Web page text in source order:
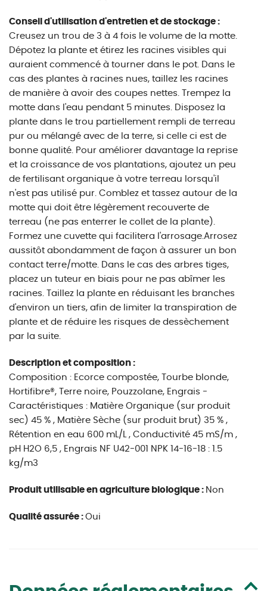
Conseil d'utilisation d'entretien et de stockage :
Creusez un trou de 3 à 4 fois le volume de la motte.
Dépotez la plante et étirez les racines visibles qui
auraient commencé à tourner dans le pot. Dans le
cas des plantes à racines nues, taillez les racines
de manière à avoir des coupes nettes. Trempez la
motte dans l'eau pendant 5 minutes. Disposez la
plante dans le trou partiellement rempli de terreau
pur ou mélangé avec de la terre, si celle ci est de
bonne qualité. Pour améliorer davantage la reprise
et la croissance de vos plantations, ajoutez un peu
de fertilisant organique à votre terreau lorsqu'il
n'est pas utilisé pur. Comblez et tassez autour de la
motte qui doit être légèrement recouverte de
terreau (ne pas enterrer le collet de la plante).
Formez une cuvette qui facilitera l'arrosage.Arrosez
aussitôt abondamment de façon à assurer un bon
contact terre/motte. Dans le cas des arbres tiges,
placez un tuteur en biais pour ne pas abîmer les
racines. Taillez la plante en réduisant les branches
d'environ un tiers, afin de limiter la transpiration de
plante et de réduire les risques de dessèchement
par la suite.
Description et composition :
Composition : Ecorce compostée, Tourbe blonde,
Hortifibre®, Terre noire, Pouzzolane, Engrais -
Caractéristiques : Matière Organique (sur produit
sec) 45 % , Matière Sèche (sur produit brut) 35 % ,
Rétention en eau 600 mL/L , Conductivité 45 mS/m ,
pH H2O 6,5 , Engrais NF U42-001 NPK 14-16-18 : 1.5
kg/m3
Produit utilisable en agriculture biologique : Non
Qualité assurée : Oui